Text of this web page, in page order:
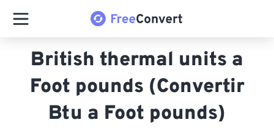
British thermal units a
Foot pounds (Convertir
Btu a Foot pounds)